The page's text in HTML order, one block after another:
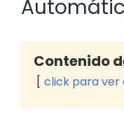
Contenido
click para ver